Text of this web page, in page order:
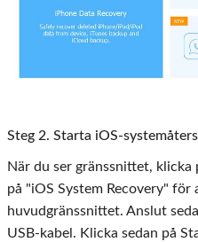
Steg 2. Starta iOS-
När du ser gränssnittet,
på "iOS System Recovery" för
huvudgränssnittet. Anslut
USB-kabel. Klicka sedan på